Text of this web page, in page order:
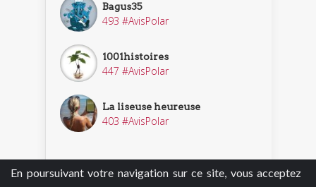
En poursuivant votre navigation sur ce site, vous acceptez
Bagus35
493 #AvisPolar
1001histoires
447 #AvisPolar
La liseuse heureuse
403 #AvisPolar
Découvrir nos enquêteurs